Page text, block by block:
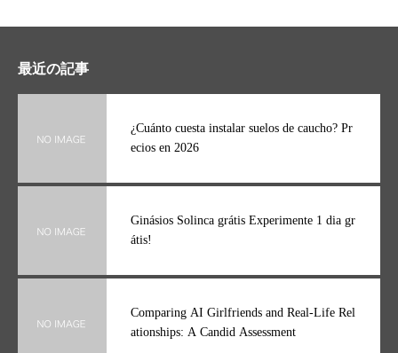
最近の記事
¿Cuánto cuesta instalar suelos de caucho? Pr
ecios en 2026
Ginásios Solinca grátis Experimente 1 dia gr
átis!
Comparing AI Girlfriends and Real-Life Rel
ationships: A Candid Assessment